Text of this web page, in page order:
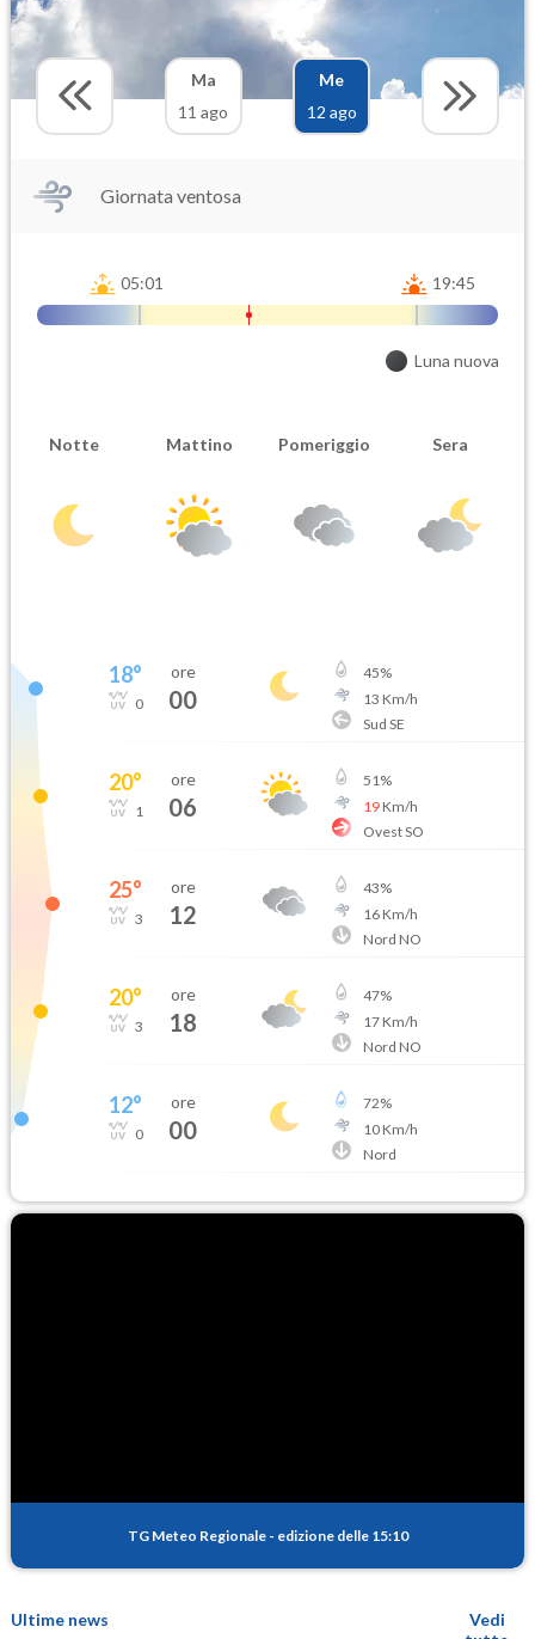
Ma
11 ago
Me
12 ago
Giornata ventosa
05:01 19:45
Luna nuova
Notte Mattino Pomeriggio Sera
18°
0
ore
00
45%
13 Km/h
Sud SE
20°
1
ore
06
51%
19Km/h
Ovest SO
25°
3
ore
12
43%
16Km/h
Nord NO
20°
3
ore
18
47%
17Km/h
Nord NO
12°
0
ore
00
72%
10Km/h
Nord
TG Meteo Regionale - edizione delle 15:10
Ultime news
Vedi